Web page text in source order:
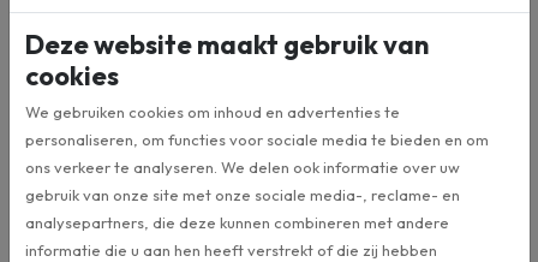
Specificaties
Artikelnummer
Merk: Ground Zero
1-Kanaals (Mono)
Deze website maakt gebruik van
cookies
We gebruiken cookies om inhoud en advertenties te
personaliseren, om functies voor sociale media te bieden en om
ons verkeer te analyseren. We delen ook informatie over uw
gebruik van onze site met onze sociale media-, reclame- en
analysepartners, die deze kunnen combineren met andere
informatie die u aan hen heeft verstrekt of die zij hebben